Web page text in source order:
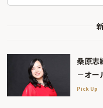
桑原志
－オー
Pick Up